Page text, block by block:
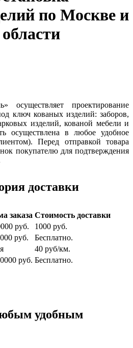
по Москве и
осуществляет проектирование
ключ кованых изделий: заборов,
изделий, кованой мебели и
осуществлена в любое удобное
Перед отправкой товара
покупателю для подтверждения
доставки
заказа Стоимость доставки
руб.
1000 руб.
руб.
Бесплатно.
40 руб/км.
руб. Бесплатно.
удобным